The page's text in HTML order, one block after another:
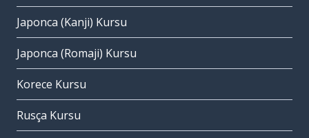
Japonca (Kanji) Kursu
Japonca (Romaji) Kursu
Korece Kursu
Rusça Kursu